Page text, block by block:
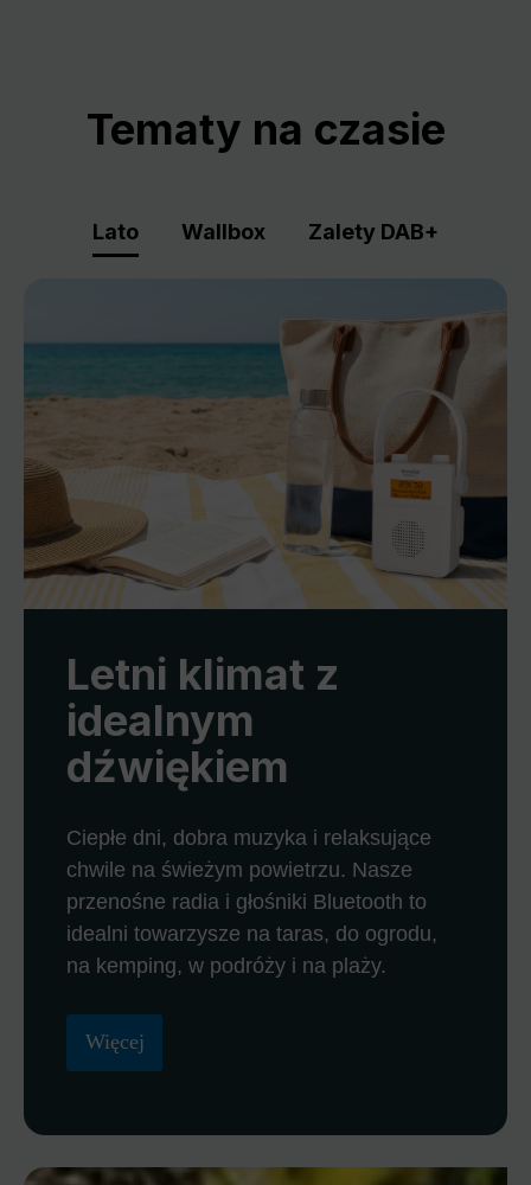
Tematy na czasie
Lato Wallbox Zalety DAB+
Letni klimat z
idealnym
dźwiękiem
Ciepłe dni, dobra muzyka i relaksujące
chwile na świeżym powietrzu. Nasze
przenośne radia i głośniki Bluetooth to
idealni towarzysze na taras, do ogrodu,
na kemping, w podróży i na plaży.
Więcej